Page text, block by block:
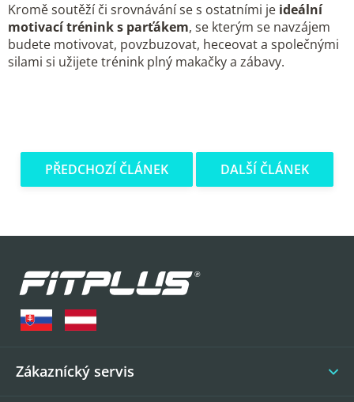
Kromě soutěží či srovnávání se s ostatními je ideální
motivací trénink s parťákem, se kterým se navzájem
budete motivovat, povzbuzovat, heceovat a společnými
silami si užijete trénink plný makačky a zábavy.
PŘEDCHOZÍ ČLÁNEK DALŠÍ ČLÁNEK
Zákaznícký servis